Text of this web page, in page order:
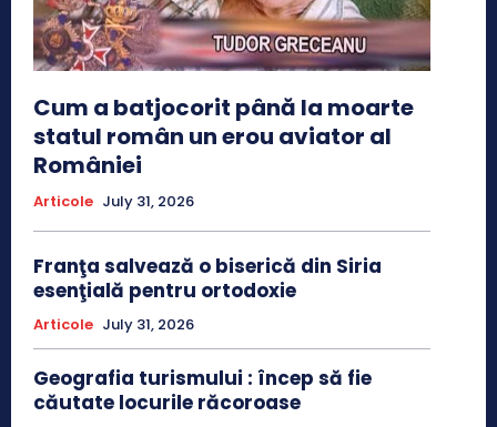
Cum a batjocorit până la moarte
statul român un erou aviator al
României
Articole July 31, 2026
Franţa salvează o biserică din Siria
esenţială pentru ortodoxie
Articole July 31, 2026
Geografia turismului : încep să fie
căutate locurile răcoroase